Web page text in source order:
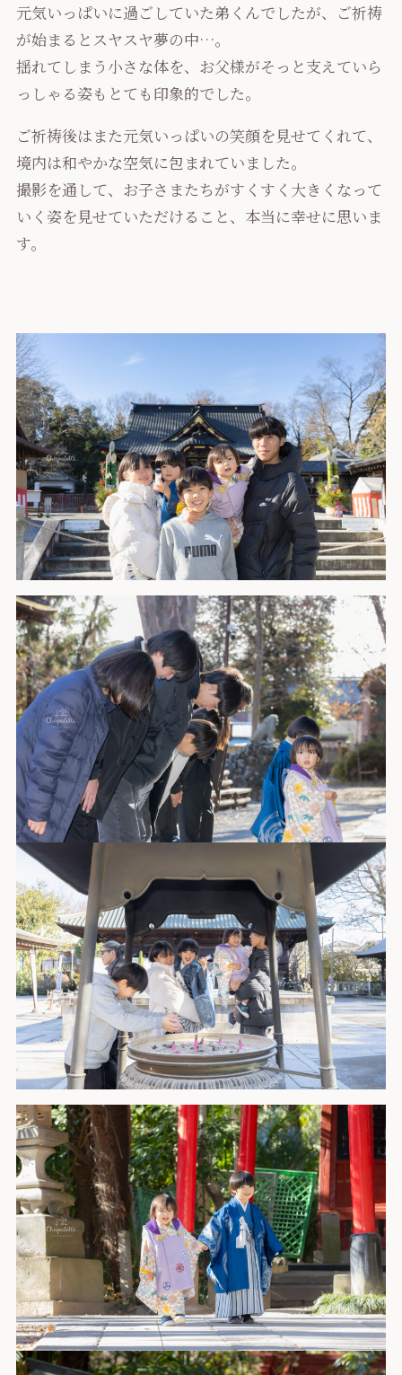
元気いっぱいに過ごしていた弟くんでしたが、ご祈祷
が始まるとスヤスヤ夢の中…。
揺れてしまう小さな体を、お父様がそっと支えていら
っしゃる姿もとても印象的でした。
ご祈祷後はまた元気いっぱいの笑顔を見せてくれて、
境内は和やかな空気に包まれていました。
撮影を通して、お子さまたちがすくすく大きくなって
いく姿を見せていただけること、本当に幸せに思いま
す。